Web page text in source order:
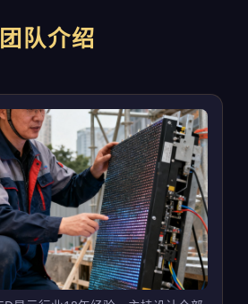
团队介绍